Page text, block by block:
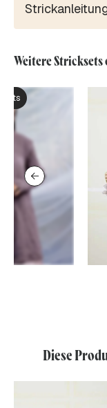
Weitere Stricksets
Diese